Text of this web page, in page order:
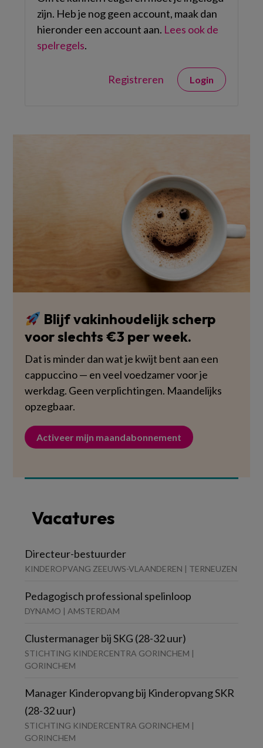
zijn. Heb je nog geen account, maak dan
hieronder een account aan. Lees ook de
spelregels.
Registreren Login
Blijf vakinhoudelijk scherp
voor slechts €3 per week.
Dat is minder dan wat je kwijt bent aan een
cappuccino — en veel voedzamer voor je
werkdag. Geen verplichtingen. Maandelijks
opzegbaar.
Activeer mijn maandabonnement
Vacatures
Directeur-bestuurder
KINDEROPVANG ZEEUWS-VLAANDEREN | TERNEUZEN
Pedagogisch professional spelinloop
DYNAMO | AMSTERDAM
Clustermanager bij SKG (28-32 uur)
STICHTING KINDERCENTRA GORINCHEM |
GORINCHEM
Manager Kinderopvang bij Kinderopvang SKR
(28-32 uur)
STICHTING KINDERCENTRA GORINCHEM |
GORINCHEM